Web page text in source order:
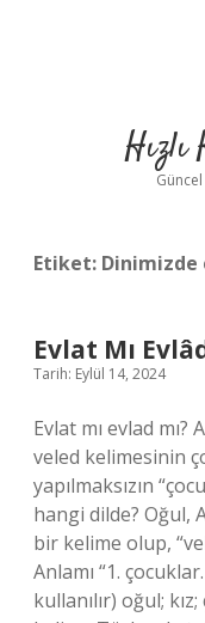
Etiket: Dinimizde
Evlat Mı
Tarih: Eylül 14, 2024
Evlat mı evlad mı?
veled kelimesinin
yapılmaksızın
hangi dilde? Oğul,
bir kelime olup,
Anlamı “1.
kullanılır) oğul;